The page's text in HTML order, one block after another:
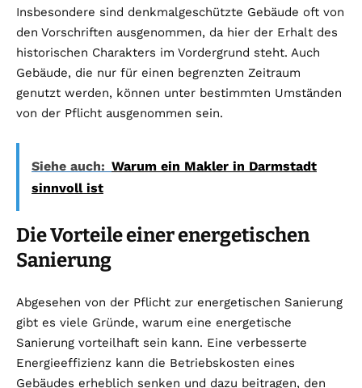
Insbesondere sind denkmalgeschützte Gebäude oft von
den Vorschriften ausgenommen, da hier der Erhalt des
historischen Charakters im Vordergrund steht. Auch
Gebäude, die nur für einen begrenzten Zeitraum
genutzt werden, können unter bestimmten Umständen
von der Pflicht ausgenommen sein.
Siehe auch: Warum ein Makler in Darmstadt
sinnvoll ist
Die Vorteile einer energetischen
Sanierung
Abgesehen von der Pflicht zur energetischen Sanierung
gibt es viele Gründe, warum eine energetische
Sanierung vorteilhaft sein kann. Eine verbesserte
Energieeffizienz kann die Betriebskosten eines
Gebäudes erheblich senken und dazu beitragen, den